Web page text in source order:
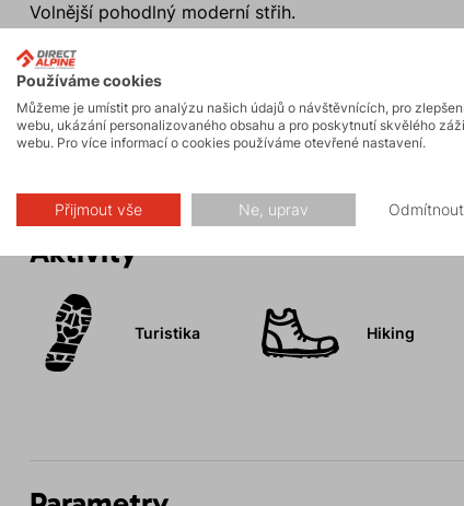
Volnější pohodlný moderní střih.
Praktická kapsa jištěná druky.
Hřejivá mikina.
V kapse poutko na zajištění klíčů.
Aktivity
Turistika Hiking
Používáme cookies
Můžeme je umístit pro analýzu našich údajů o návštěvnících, pro
webu, ukázání personalizovaného obsahu a pro poskytnutí skvělého
webu. Pro více informací o cookies používáme otevřené nastavení.
Přijmout vše Ne, uprav Odmítnout